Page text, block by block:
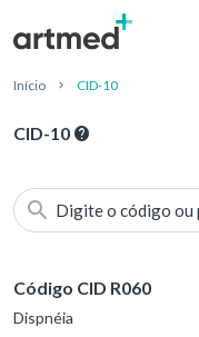
Início CID-10
CID-10
Digite o código ou
Código CID R060
Dispnéia